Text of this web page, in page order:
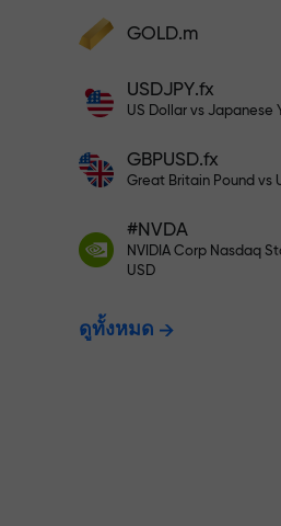
เท่า X1000 ไม่ใ
คูณยิ่งสูง
เทรดแ
ประกั
โบนัส
ที่สุดใน
GOLD.m
USDJPY.fx
US Dollar vs Japanese
GBPUSD.fx
Great Britain Pound vs
#NVDA
NVIDIA Corp Nasdaq
USD
ดูทั้งหมด